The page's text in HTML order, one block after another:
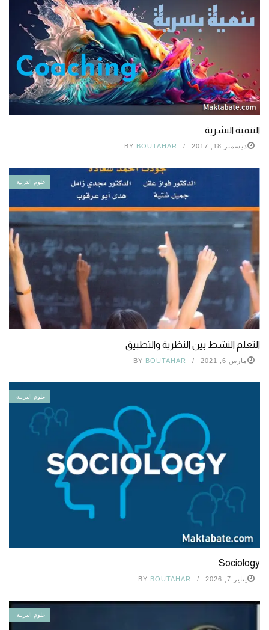
التنمية البشرية
ديسمبر 18, 2017 BY BOUTAHAR
علوم التربية
التعلم النشط بين النظرية والتطبيق
مارس 6, 2021 BY BOUTAHAR
علوم التربية
Sociology
يناير 7, 2026 BY BOUTAHAR
علوم التربية